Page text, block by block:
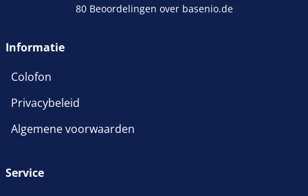
80 Beoordelingen over basenio.de
Informatie
Colofon
Privacybeleid
Algemene voorwaarden
Service